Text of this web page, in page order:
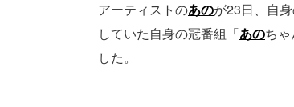
アーティストのあのが23日、自
していた自身の冠番組「あのち
した。